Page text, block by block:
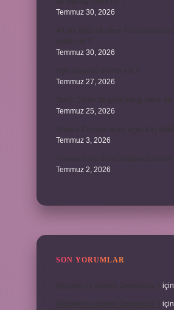
Temmuz 30, 2026
Temmuz 30, 2026
Temmuz 27, 2026
Temmuz 25, 2026
Temmuz 3, 2026
Temmuz 2, 2026
SON YORUMLAR
için
için